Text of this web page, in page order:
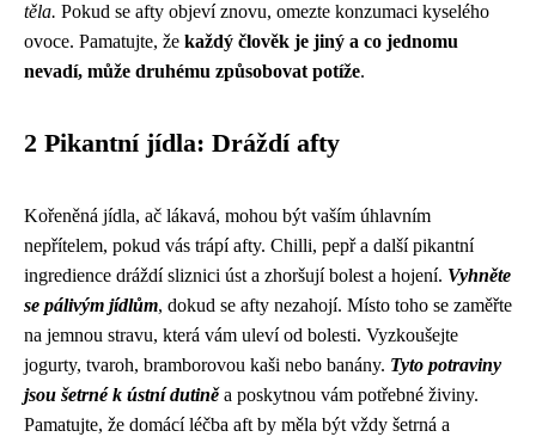
těla. Pokud se afty objeví znovu, omezte konzumaci kyselého
ovoce. Pamatujte, že každý člověk je jiný a co jednomu
nevadí, může druhému způsobovat potíže.
2 Pikantní jídla: Dráždí afty
Kořeněná jídla, ač lákavá, mohou být vaším úhlavním
nepřítelem, pokud vás trápí afty. Chilli, pepř a další pikantní
ingredience dráždí sliznici úst a zhoršují bolest a hojení. Vyhněte
se pálivým jídlům, dokud se afty nezahojí. Místo toho se zaměřte
na jemnou stravu, která vám uleví od bolesti. Vyzkoušejte
jogurty, tvaroh, bramborovou kaši nebo banány. Tyto potraviny
jsou šetrné k ústní dutiněa poskytnou vám potřebné živiny.
Pamatujte, že domácí léčba aft by měla být vždy šetrná a